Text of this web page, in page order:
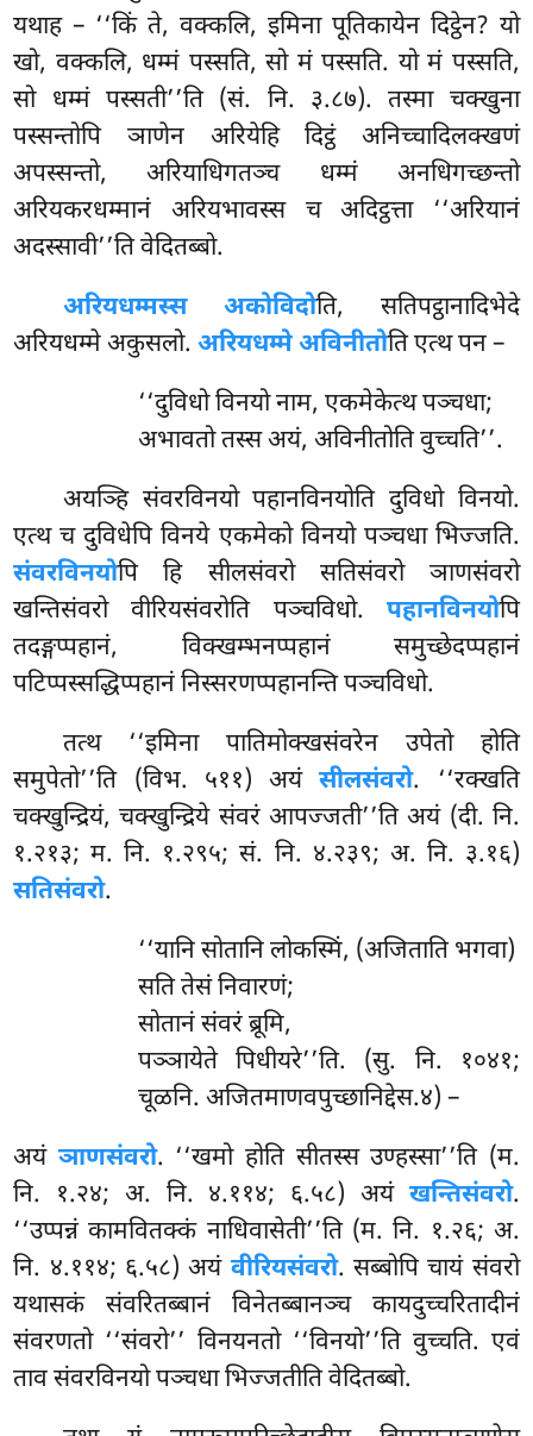
यथाह – ‘‘किं ते, वक्कलि, इमिना पूतिकायेन दिट्ठेन? यो
खो, वक्कलि, धम्मं पस्सति, सो मं पस्सति. यो मं पस्सति,
सो धम्मं पस्सती’’ति (सं. नि. ३.८७). तस्मा चक्खुना
पस्सन्तोपि ञाणेन अरियेहि दिट्ठं अनिच्चादिलक्खणं
अपस्सन्तो, अरियाधिगतञ्च धम्मं अनधिगच्छन्तो
अरियकरधम्मानं अरियभावस्स च अदिट्ठत्ता ‘‘अरियानं
अदस्सावी’’ति वेदितब्बो.
अरियधम्मस्स अकोविदोति, सतिपट्ठानादिभेदे
अरियधम्मे अकुसलो.अरियधम्मे अविनीतोति एत्थ पन –
‘‘दुविधो विनयो नाम, एकमेकेत्थ पञ्चधा;
अभावतो तस्स अयं, अविनीतोति वुच्चति’’.
अयञ्हि संवरविनयो पहानविनयोति दुविधो विनयो.
एत्थ च दुविधेपि विनये एकमेको विनयो पञ्चधा भिज्जति.
संवरविनयोपि हि सीलसंवरो सतिसंवरो ञाणसंवरो
खन्तिसंवरो वीरियसंवरोति पञ्चविधो. पहानविनयोपि
तदङ्गप्पहानं, विक्खम्भनप्पहानं समुच्छेदप्पहानं
पटिप्पस्सद्धिप्पहानं निस्सरणप्पहानन्ति पञ्चविधो.
तत्थ ‘‘इमिना पातिमोक्खसंवरेन उपेतो होति
समुपेतो’’ति (विभ. ५११) अयंसीलसंवरो. ‘‘रक्खति
चक्खुन्द्रियं, चक्खुन्द्रिये संवरं आपज्जती’’ति अयं (दी. नि.
१.२१३; म. नि. १.२९५; सं. नि. ४.२३९; अ. नि. ३.१६)
सतिसंवरो.
‘‘यानि सोतानि लोकस्मिं, (अजिताति भगवा)
सति तेसं निवारणं;
सोतानं संवरं ब्रूमि,
पञ्ञायेते पिधीयरे’’ति. (सु. नि. १०४१;
चूळनि. अजितमाणवपुच्छानिद्देस.४) –
अयं ञाणसंवरो. ‘‘खमो होति सीतस्स उण्हस्सा’’ति (म.
नि. १.२४; अ. नि. ४.११४; ६.५८) अयं खन्तिसंवरो.
‘‘उप्पन्नं कामवितक्कं नाधिवासेती’’ति (म. नि. १.२६; अ.
नि. ४.११४; ६.५८) अयं वीरियसंवरो. सब्बोपि चायं संवरो
यथासकं संवरितब्बानं विनेतब्बानञ्च कायदुच्चरितादीनं
संवरणतो ‘‘संवरो’’ विनयनतो ‘‘विनयो’’ति वुच्चति. एवं
ताव संवरविनयो पञ्चधा भिज्जतीति वेदितब्बो.